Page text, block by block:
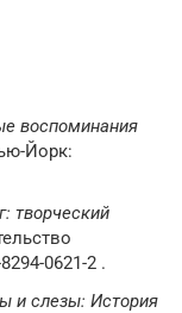
воспоминания
Йорк:
творческий
0621-2 .
и слезы: История